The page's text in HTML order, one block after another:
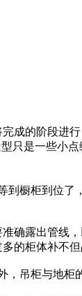
成的阶段进
只是一些小
橱柜到位
确露出管线，
的柜体补不
吊柜与地柜